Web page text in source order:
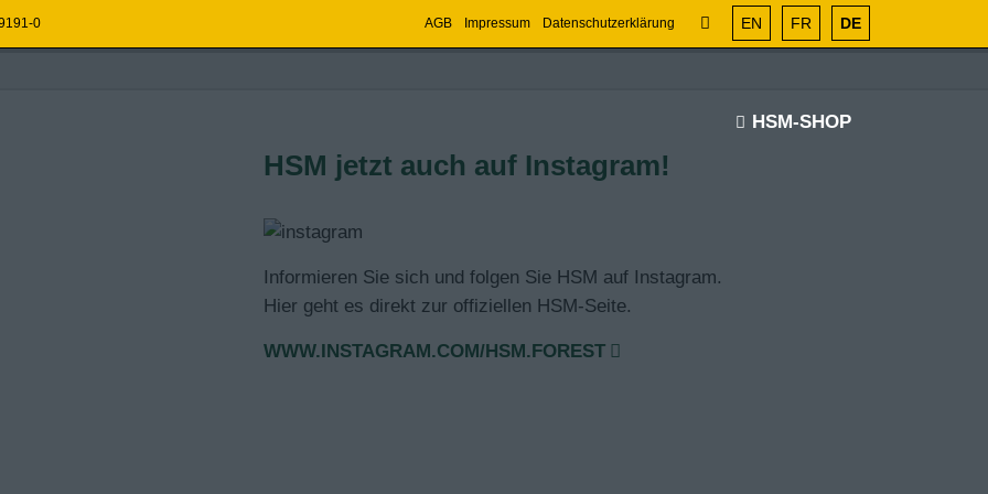
0 EN FR DE
AGB Impressum Datenschutzerklärung
HSM-SHOP
MACHT.
PRODUKTIV,HSM jetzt auch auf Instagram!
Informieren Sie sich und folgen Sie HSM auf Instagram.
Hier geht es direkt zur offiziellen HSM-Seite.
WWW.INSTAGRAM.COM/HSM.FOREST